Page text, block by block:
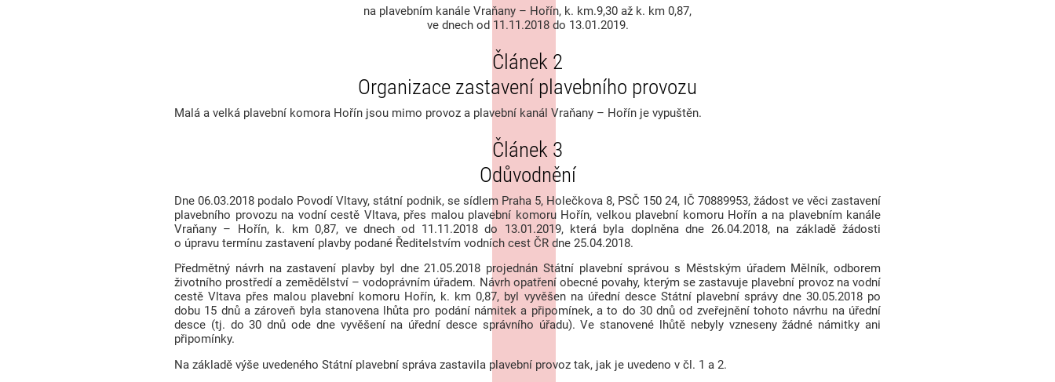
na plavebním kanále Vraňany – Hořín, k. km.9,30 až k. km 0,87,
ve dnech od 11.11.2018 do 13.01.2019.
Článek 2
Organizace zastavení plavebního provozu
Malá a velká plavební komora Hořín jsou mimo provoz a plavební kanál Vraňany – Hořín je vypuštěn.
Článek 3
Odůvodnění
Dne 06.03.2018 podalo Povodí Vltavy, státní podnik, se sídlem Praha 5, Holečkova 8, PSČ 150 24, IČ 70889953, žádost ve věci zastavení
plavebního provozu na vodní cestě Vltava, přes malou plavební komoru Hořín, velkou plavební komoru Hořín a na plavebním kanále
Vraňany – Hořín, k. km 0,87, ve dnech od 11.11.2018 do 13.01.2019, která byla doplněna dne 26.04.2018, na základě žádosti
o úpravu termínu zastavení plavby podané Ředitelstvím vodních cest ČR dne 25.04.2018.
Předmětný návrh na zastavení plavby byl dne 21.05.2018 projednán Státní plavební správou s Městským úřadem Mělník, odborem
životního prostředí a zemědělství – vodoprávním úřadem. Návrh opatření obecné povahy, kterým se zastavuje plavební provoz na vodní
cestě Vltava přes malou plavební komoru Hořín, k. km 0,87, byl vyvěšen na úřední desce Státní plavební správy dne 30.05.2018 po
dobu 15 dnů a zároveň byla stanovena lhůta pro podání námitek a připomínek, a to do 30 dnů od zveřejnění tohoto návrhu na úřední
desce (tj. do 30 dnů ode dne vyvěšení na úřední desce správního úřadu). Ve stanovené lhůtě nebyly vzneseny žádné námitky ani
připomínky.
Na základě výše uvedeného Státní plavební správa zastavila plavební provoz tak, jak je uvedeno v čl. 1 a 2.